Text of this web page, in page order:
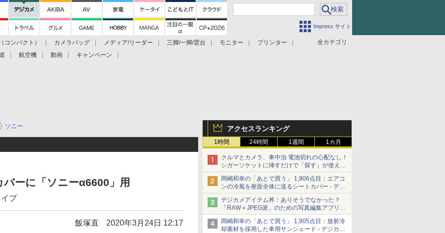
Impress サイト
全カテゴリ
コンパクト） カメラバッグ メディア/リーダー 三脚/一脚/雲台 モニター
プリンター
航空機 動画 キャンペーン
アクセスランキング
1時間 24時間 1週間 1カ月
クルマとカメラ、車中泊 電池切れの心配なし！
シガーソケットに挿すだけで「探す」が使える
スマートタグ - デジカメ Watch
岡嶋和幸の「あとで買う」 1,906点目：エアコ
ンの冷風を座面全体に送るシートカバー - デジ
カメ Watch
デジカメアイテム丼：ありそうでなかった？
「RAW＋JPEG派」のための写真編集アプリ
カメラデフォルトのJPEGを大切にする
「Filmator」
岡嶋和幸の「あとで買う」 1,905点目：放射冷
却素材を採用した車用サンシェード - デジカメ
ソニー
ーに「ソニーα6600」用
プ
飯塚直 2020年3月24日 12:17